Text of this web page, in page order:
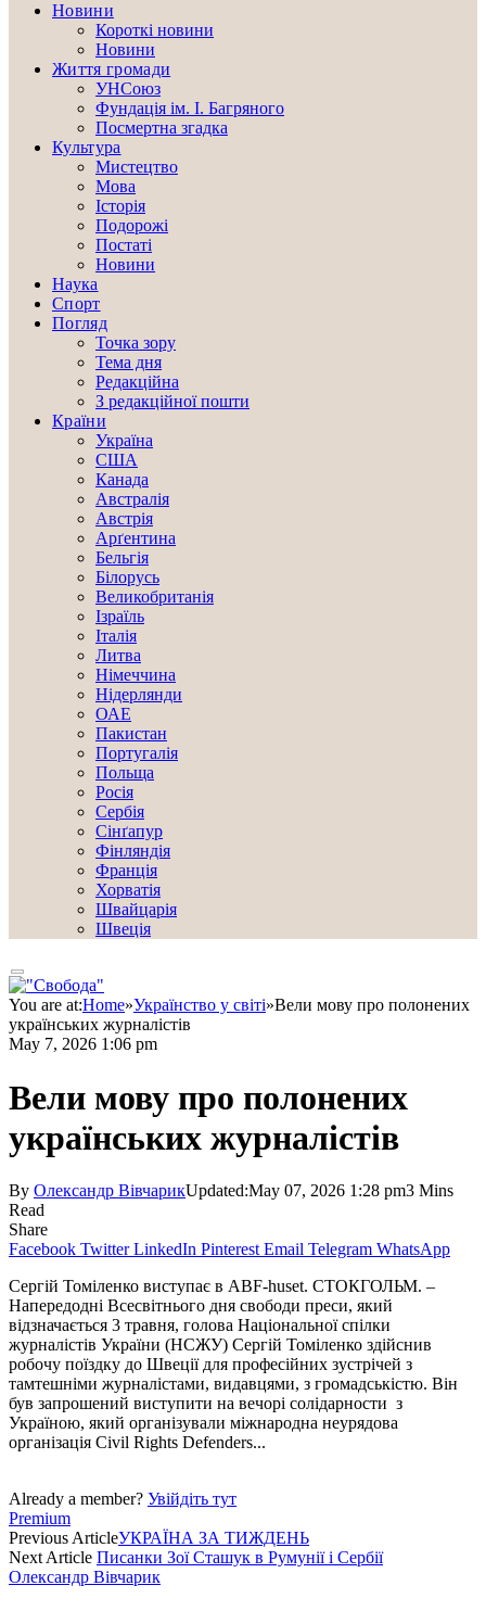
Новини
Короткі новини
Новини
Життя громади
УНСоюз
Фундація ім. І. Багряного
Посмертна згадка
Культура
Мистецтво
Мова
Історія
Подорожі
Постаті
Новини
Наука
Спорт
Погляд
Точка зору
Тема дня
Редакційна
З редакційної пошти
Країни
Україна
США
Канада
Австралія
Австрія
Арґентина
Бельгія
Білорусь
Великобританія
Ізраїль
Італія
Литва
Німеччина
Нідерлянди
ОАЕ
Пакистан
Португалія
Польща
Росія
Сербія
Сінґапур
Фінляндія
Франція
Хорватія
Швайцарія
Швеція
You are at:Home»Українство у світі»Вели мову про полонених
українських журналістів
May 7, 2026 1:06 pm
Вели мову про полонених
українських журналістів
By Олександр ВівчарикUpdated:May 07, 2026 1:28 pm3 Mins
Read
Share
Facebook Twitter LinkedIn Pinterest Email Telegram WhatsApp
Сергій Томіленко виступає в ABF-huset. СТОКГОЛЬМ. –
Напередодні Всесвітнього дня свободи преси, який
відзначається 3 травня, голова Національної спілки
журналістів України (НСЖУ) Сергій Томіленко здійснив
робочу поїздку до Швеції для професійних зустрічей з
тамтешніми журналістами, видавцями, з громадськістю. Він
був запрошений виступити на вечорі солідарности з
Україною, який організували міжнародна неурядова
організація Civil Rights Defenders...
Already a member? Увійдіть тут
Premium
Previous ArticleУКРАЇНА ЗА ТИЖДЕНЬ
Next Article Писанки Зої Сташук в Румунії і Сербії
Олександр Вівчарик